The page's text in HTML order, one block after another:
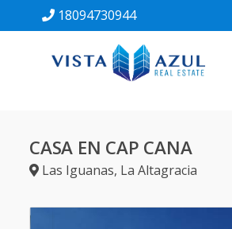
18094730944
CASA EN CAP CANA
Las Iguanas, La Altagracia